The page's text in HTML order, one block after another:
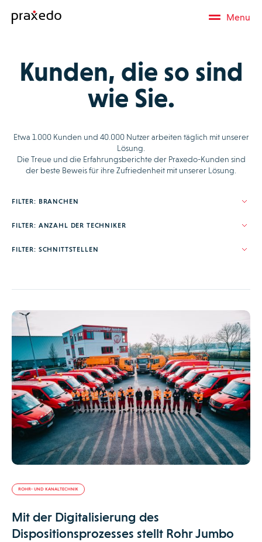
Menu
Kunden, die so sind
wie Sie.
Etwa 1.000 Kunden und 40.000 Nutzer arbeiten täglich mit unserer
Lösung.
Die Treue und die Erfahrungsberichte der Praxedo-Kunden sind
der beste Beweis für ihre Zufriedenheit mit unserer Lösung.
ROHR- UND KANALTECHNIK
Mit der Digitalisierung des
Dispositionsprozesses stellt Rohr Jumbo